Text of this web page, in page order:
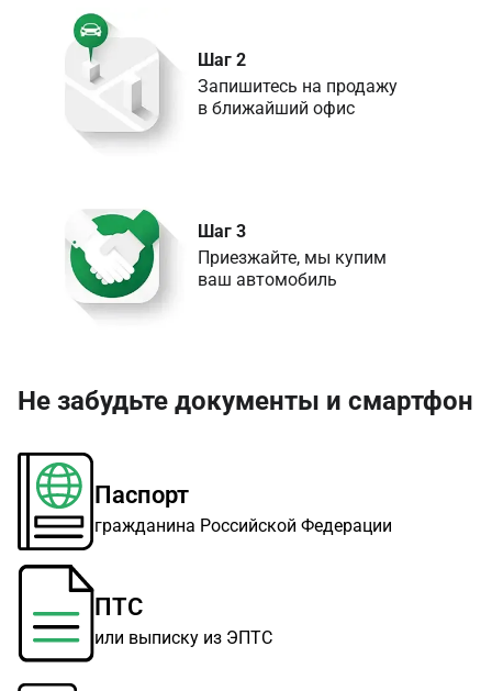
Шаг 2
Запишитесь на продажу
в ближайший офис
Шаг 3
Приезжайте, мы купим
ваш автомобиль
Не забудьте документы и смартфон
Паспорт
гражданина Российской Федерации
ПТС
или выписку из ЭПТС